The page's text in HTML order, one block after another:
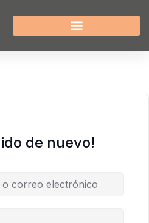
de nuevo!